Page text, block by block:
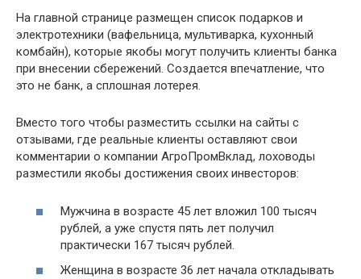
На главной странице размещен список подарков и
электротехники (вафельница, мультиварка, кухонный
комбайн), которые якобы могут получить клиенты банка
при внесении сбережений. Создается впечатление, что
это не банк, а сплошная лотерея.
Вместо того чтобы разместить ссылки на сайты с
отзывами, где реальные клиенты оставляют свои
комментарии о компании АгроПромВклад, лоховоды
разместили якобы достижения своих инвесторов:
Мужчина в возрасте 45 лет вложил 100 тысяч
рублей, а уже спустя пять лет получил
практически 167 тысяч рублей.
Женщина в возрасте 36 лет начала откладывать